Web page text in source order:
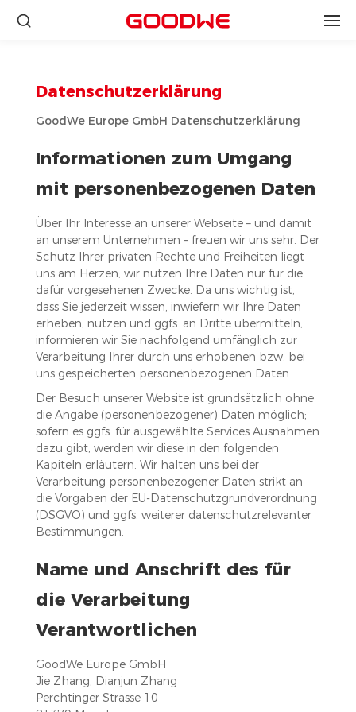
Datenschutzerklärung
GoodWe Europe GmbH Datenschutzerklärung
Informationen zum Umgang
mit personenbezogenen Daten
Über Ihr Interesse an unserer Webseite – und damit
an unserem Unternehmen – freuen wir uns sehr. Der
Schutz Ihrer privaten Rechte und Freiheiten liegt
uns am Herzen; wir nutzen Ihre Daten nur für die
dafür vorgesehenen Zwecke. Da uns wichtig ist,
dass Sie jederzeit wissen, inwiefern wir Ihre Daten
erheben, nutzen und ggfs. an Dritte übermitteln,
informieren wir Sie nachfolgend umfänglich zur
Verarbeitung Ihrer durch uns erhobenen bzw. bei
uns gespeicherten personenbezogenen Daten.
Der Besuch unserer Website ist grundsätzlich ohne
die Angabe (personenbezogener) Daten möglich;
sofern es ggfs. für ausgewählte Services Ausnahmen
dazu gibt, werden wir diese in den folgenden
Kapiteln erläutern. Wir halten uns bei der
Verarbeitung personenbezogener Daten strikt an
die Vorgaben der EU-Datenschutzgrundverordnung
(DSGVO) und ggfs. weiterer datenschutzrelevanter
Bestimmungen.
Name und Anschrift des für
die Verarbeitung
Verantwortlichen
GoodWe Europe GmbH
Jie Zhang, Dianjun Zhang
Perchtinger Strasse 10